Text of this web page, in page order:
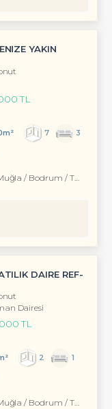
YAKIN
TL
7
3
/ Bodrum / Turgutreis
DAIRE REF-
Dairesi
TL
2
1
/ Bodrum / Turgutreis